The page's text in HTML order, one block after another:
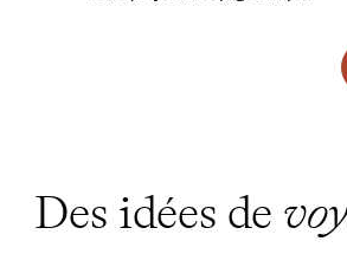
Des idées de